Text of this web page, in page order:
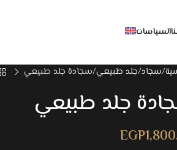
السياسات
سجاد جلد طبيعي سجادة جلد طبيعي
جلد طبيعي
EGP